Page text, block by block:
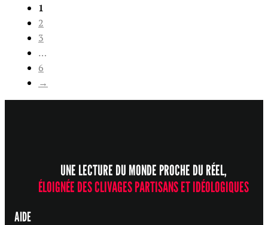
1
2
3
…
6
→
UNE LECTURE DU MONDE PROCHE DU RÉEL,
ÉLOIGNÉE DES CLIVAGES PARTISANS ET IDÉOLOGIQUES
AIDE